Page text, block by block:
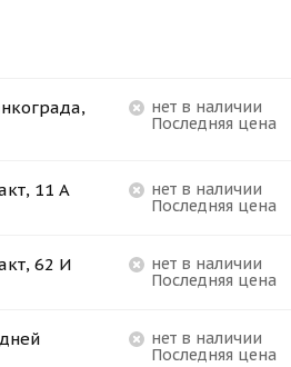
Нет в наличии
Последняя цена
Нет в наличии
Последняя цена
11 А
Нет в наличии
Последняя цена
62 И
Нет в наличии
Последняя цена